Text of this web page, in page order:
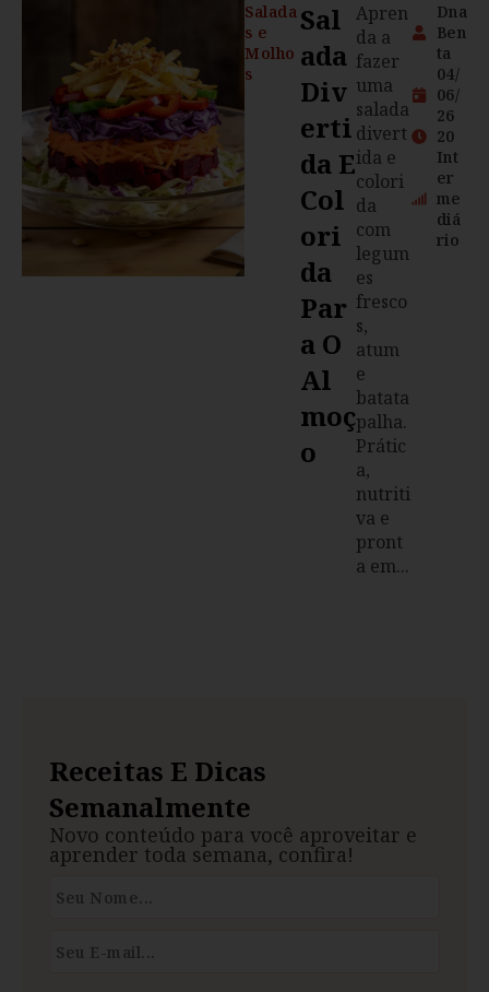
Salada
s e
Molho
s
Sal
Ada
Div
Erti
Da E
Col
Ori
Da
Par
A O
Al
Moç
O
Apren
da a
fazer
uma
salada
divert
ida e
colori
da
com
legum
es
fresco
s,
atum
e
batata
palha.
Prátic
a,
nutriti
va e
pront
a em...
Dna
Ben
ta
04/
06/
26
20
Int
er
me
diá
rio
Receitas E Dicas
Semanalmente
Novo conteúdo para você aproveitar e
aprender toda semana, confira!